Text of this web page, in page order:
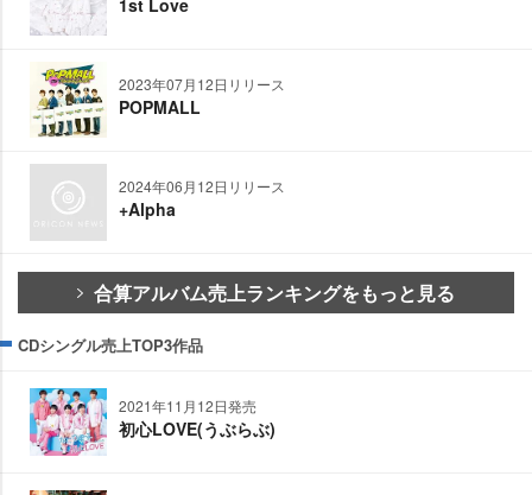
2023年07月12日リリース
POPMALL
2024年06月12日リリース
+Alpha
合算アルバム売上ランキングをもっと見る
CDシングル売上TOP3作品
2021年11月12日発売
初心LOVE(うぶらぶ)